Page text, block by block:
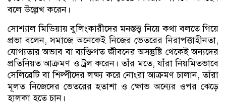
বলে উল্লেখ করেন।
সোশ্যাল মিডিয়ায় বুলিংকারীদের মনস্তত্ত্ব নিয়ে কথা বলতে গিয়ে
প্রভা বলেন, সমাজে অনেকেই নিজের ভেতরের নিরাপত্তাহীনতা,
যোগ্যতার অভাব বা ব্যক্তিগত জীবনের অসন্তুষ্টি থেকেই অন্যদের
প্রতিনিয়ত আক্রমণ ও ট্রল করেন। তাঁর মতে, যাঁরা নিয়মিতভাবে
সেলিব্রেটি বা শিল্পীদের লক্ষ্য করে নোংরা আক্রমণ চালান, তাঁরা
মূলত নিজেদের ভেতরের হতাশা ও ক্ষোভ অন্যের ওপর ঝেড়ে
হালকা হতে চান।